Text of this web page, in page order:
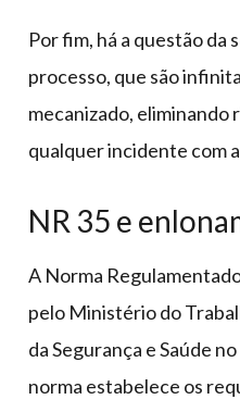
Por fim, há a questão da
processo, que são
mecanizado, eliminando
qualquer incidente com
NR 35 e
A Norma
pelo Ministério do
da Segurança e Saúde
norma estabelece os